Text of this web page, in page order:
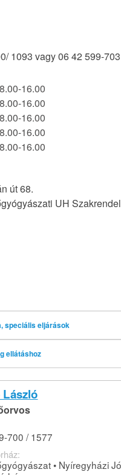
1093 vagy 06 42 599-703
16.00
16.00
16.00
16.00
16.00
út 68.
UH
speciális eljárások
ellátáshoz
László
700 / 1577
• Nyíregyházi